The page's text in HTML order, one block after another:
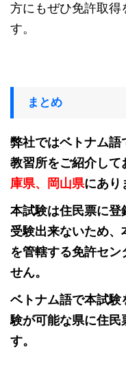
方にもぜひ免許取得
す。
まとめ
弊社ではベトナム
教習所をご紹介し
庫県、岡山県にあり
本試験は住民票に
受験出来ないため
を管轄する免許セン
せん。
ベトナム語で本試
験が可能な県に住民
す。